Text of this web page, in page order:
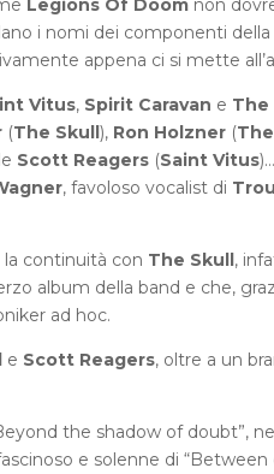
i nomi dei componenti
appena ci si mette
Vitus, Spirit Caravan e The
(The Skull), Ron Holzner(
Scott Reagers(Saint Vitus
, favoloso vocalist di
la continuità con The Skull,
album della band e che,
ad hoc.
e Scott Reagers, oltre a un
the shadow of doubt”,
e solenne di